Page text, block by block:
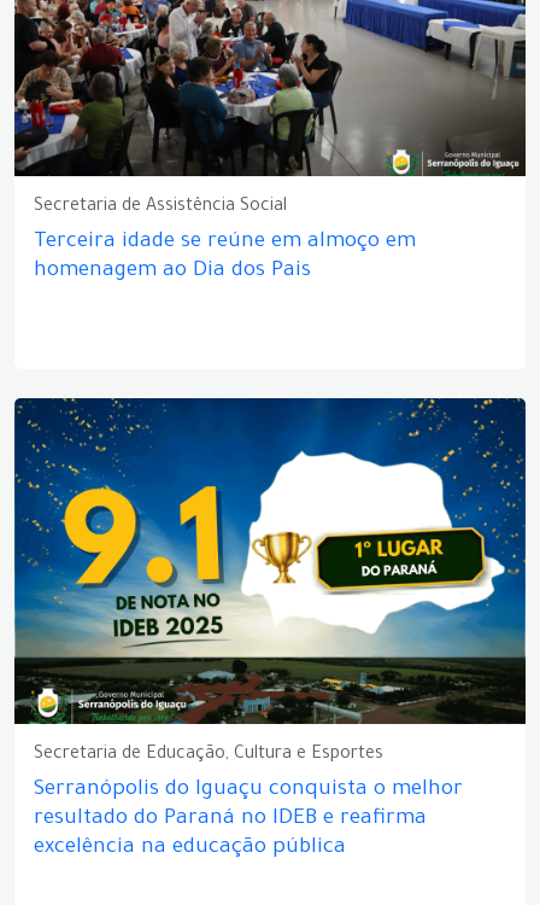
Secretaria de Assistência Social
Terceira idade se reúne em almoço em
homenagem ao Dia dos Pais
Secretaria de Educação, Cultura e Esportes
Serranópolis do Iguaçu conquista o melhor
resultado do Paraná no IDEB e reafirma
excelência na educação pública